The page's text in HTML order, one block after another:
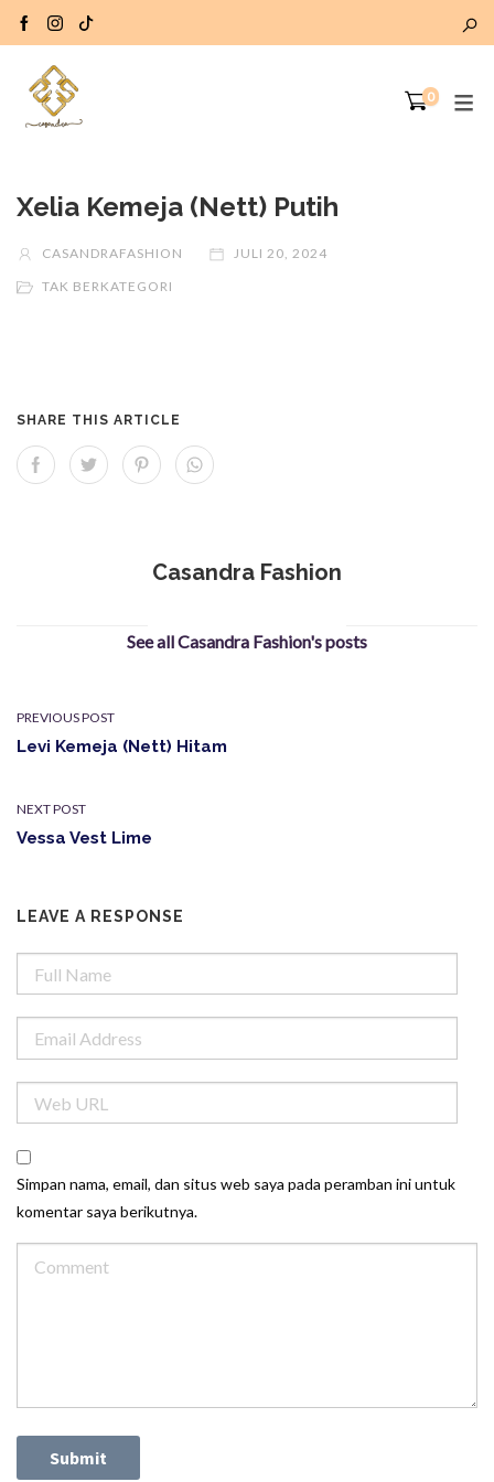
0
Xelia Kemeja (Nett) Putih
CASANDRAFASHION
JULI 20, 2024
TAK BERKATEGORI
SHARE THIS ARTICLE
Casandra Fashion
See all Casandra Fashion's posts
PREVIOUS POST
Levi Kemeja (Nett) Hitam
NEXT POST
Vessa Vest Lime
LEAVE A RESPONSE
Simpan nama, email, dan situs web saya pada peramban ini untuk
komentar saya berikutnya.